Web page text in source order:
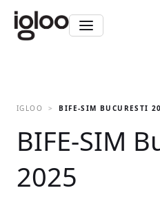
IGLOO BIFE-SIM BUCURESTI
BIFE-SIM
2025